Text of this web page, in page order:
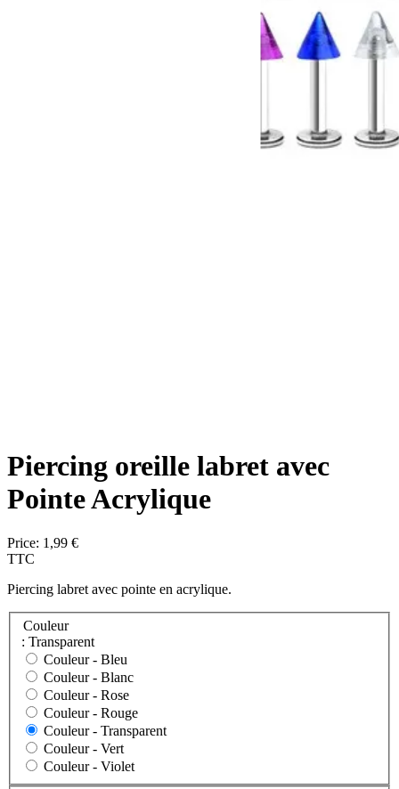
Piercing oreille labret avec
Pointe Acrylique
Price: 1,99 €
TTC
Piercing labret avec pointe en acrylique.
Couleur
: Transparent
Couleur - Bleu
Couleur - Blanc
Couleur - Rose
Couleur - Rouge
Couleur - Transparent
Couleur - Vert
Couleur - Violet